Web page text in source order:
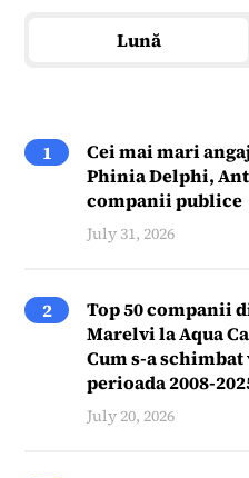
Lună
1
Cei mai mari
Phinia Delphi,
companii publice
July 31, 2026
2
Top 50 companii
Marelvi la Aqua
Cum s-a
perioada 2008-
July 20, 2026